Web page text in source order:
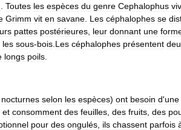
Toutes les espèces du genre Cephalophus
Grimm vit en savane Les céphalophes se
pattes postérieures leur donnant une
les sous-bois Les céphalophes présentent
longs poils
nocturnes selon les espèces) ont besoin d'une
et consomment des feuilles des fruits des
pour des ongulés ils chassent parfois